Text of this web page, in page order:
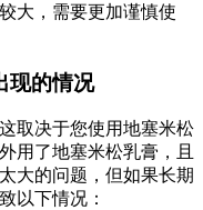
大，需要更加谨慎使
现的情况
取决于您使用地塞米松
用了地塞米松乳膏，且
大的问题，但如果长期
以下情况：